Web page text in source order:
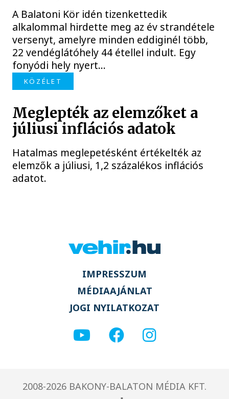
A Balatoni Kör idén tizenkettedik
alkalommal hirdette meg az év strandétele
versenyt, amelyre minden eddiginél több,
22 vendéglátóhely 44 étellel indult. Egy
fonyódi hely nyert...
KÖZÉLET
Meglepték az elemzőket a
júliusi inflációs adatok
Hatalmas meglepetésként értékelték az
elemzők a júliusi, 1,2 százalékos inflációs
adatot.
IMPRESSZUM
MÉDIAAJÁNLAT
JOGI NYILATKOZAT
2008-2026 BAKONY-BALATON MÉDIA KFT.